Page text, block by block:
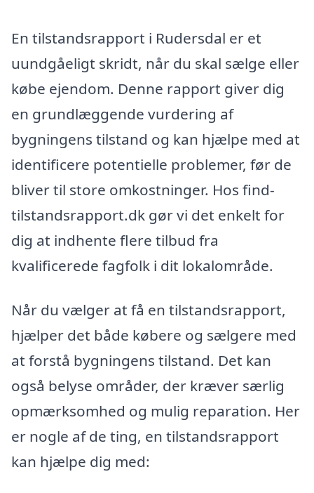
En tilstandsrapport i Rudersdal er et
uundgåeligt skridt, når du skal sælge eller
købe ejendom. Denne rapport giver dig
en grundlæggende vurdering af
bygningens tilstand og kan hjælpe med at
identificere potentielle problemer, før de
bliver til store omkostninger. Hos find-
tilstandsrapport.dk gør vi det enkelt for
dig at indhente flere tilbud fra
kvalificerede fagfolk i dit lokalområde.
Når du vælger at få en tilstandsrapport,
hjælper det både købere og sælgere med
at forstå bygningens tilstand. Det kan
også belyse områder, der kræver særlig
opmærksomhed og mulig reparation. Her
er nogle af de ting, en tilstandsrapport
kan hjælpe dig med: